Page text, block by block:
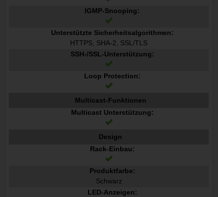
IGMP-Snooping:
Unterstützte Sicherheitsalgorithmen:
HTTPS, SHA-2, SSL/TLS
SSH-/SSL-Unterstützung:
Loop Protection:
Multicast-Funktionen
Multicast Unterstützung:
Design
Rack-Einbau:
Produktfarbe:
Schwarz
LED-Anzeigen: